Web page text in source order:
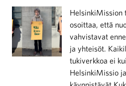
HelsinkiMission
osoittaa, että
vahvistavat
ja yhteisöt.
tukiverkkoa ei
HelsinkiMissio